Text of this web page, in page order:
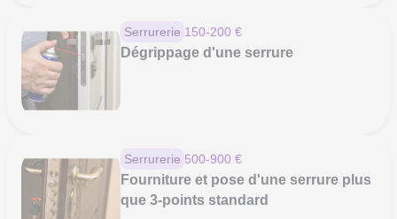
Serrurerie 150-200 €
Dégrippage d'une serrure
Serrurerie 500-900 €
Fourniture et pose d'une serrure plus
que 3-points standard